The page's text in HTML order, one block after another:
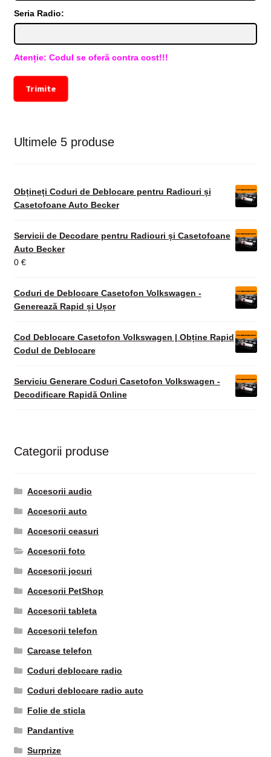
Seria Radio:
Atenție: Codul se oferă contra cost!!!
Trimite
Ultimele 5 produse
Obțineți Coduri de Deblocare pentru Radiouri și
Casetofoane Auto Becker
Servicii de Decodare pentru Radiouri și Casetofoane
Auto Becker
0 €
Coduri de Deblocare Casetofon Volkswagen -
Generează Rapid și Ușor
Cod Deblocare Casetofon Volkswagen | Obține Rapid
Codul de Deblocare
Serviciu Generare Coduri Casetofon Volkswagen -
Decodificare Rapidă Online
Categorii produse
Accesorii audio
Accesorii auto
Accesorii ceasuri
Accesorii foto
Accesorii jocuri
Accesorii PetShop
Accesorii tableta
Accesorii telefon
Carcase telefon
Coduri deblocare radio
Coduri deblocare radio auto
Folie de sticla
Pandantive
Surprize